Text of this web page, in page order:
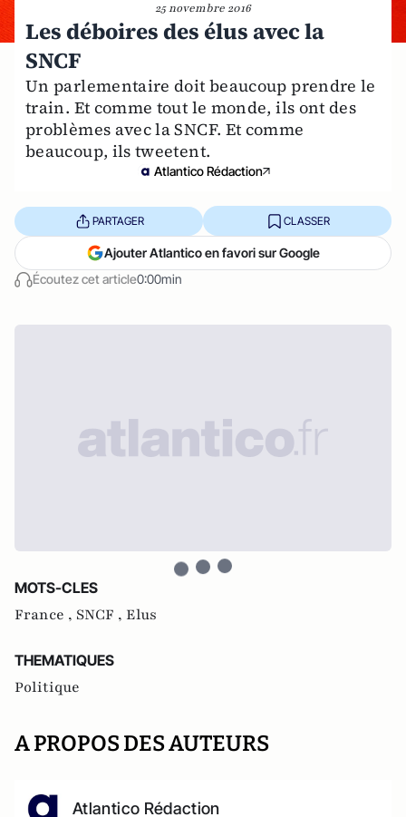
25 novembre 2016
Les déboires des élus avec la
SNCF
Un parlementaire doit beaucoup prendre le
train. Et comme tout le monde, ils ont des
problèmes avec la SNCF. Et comme
beaucoup, ils tweetent.
Atlantico Rédaction
Écoutez cet article0:00min
PARTAGER CLASSER
Ajouter Atlantico en favori sur Google
MOTS-CLES
France , SNCF , Elus
THEMATIQUES
Politique
A PROPOS DES AUTEURS
Atlantico Rédaction